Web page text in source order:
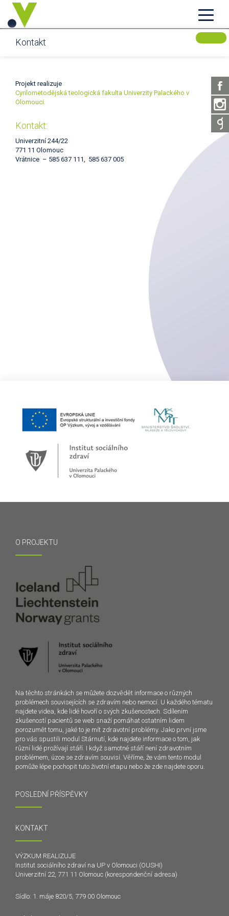
Kontakt
Projekt realizuje
Cyrilometodějská teologická fakulta Univerzity Palackého v
Olomouci.
Kontakt:
Univerzitní 244/22
771 11 Olomouc
Vrátnice – 585 637 111, 585 637 005
O PROJEKTU
Na těchto stránkách se můžete dozvědět informace o různých
problémech souvisejících se zdravím nebo nemocí. U každého tématu
najdete videa, kde lidé hovoří o svých zkušenostech. Sdílením
zkušeností pacientů se web snaží pomáhat ostatním lidem
porozumět tomu, jaké to je mít zdravotní problémy. Jako první jsme
pro vás spustili modul Stárnutí, kde najdete informace o tom, jak
různí lidé prožívají stáří. I když samotné stáří není zdravotním
problémem, úzce se zdravím souvisí. Věříme, že vám tento modul
pomůže lépe pochopit tuto životní etapu nebo že zde najdete oporu.
POSLEDNÍ PŘÍSPĚVKY
KONTAKT
VÝZKUM REALIZUJE
Institut sociálního zdraví na UP v Olomouci (OUSHI)
Univerzitní 22, 771 11 Olomouc (korespondenční adresa)
Sídlo: 1. máje 820/5, 779 00 Olomouc